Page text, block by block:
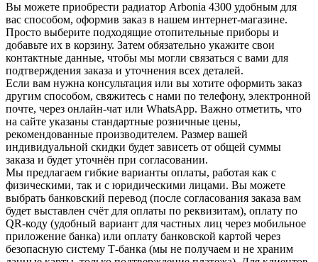
Вы можете приобрести радиатор Arbonia 4300 удобным для
вас способом, оформив заказ в нашем интернет-магазине.
Просто выберите подходящие отопительные приборы и
добавьте их в корзину. Затем обязательно укажите свои
контактные данные, чтобы мы могли связаться с вами для
подтверждения заказа и уточнения всех деталей.
Если вам нужна консультация или вы хотите оформить заказ
другим способом, свяжитесь с нами по телефону, электронной
почте, через онлайн-чат или WhatsApp. Важно отметить, что
на сайте указаны стандартные розничные цены,
рекомендованные производителем. Размер вашей
индивидуальной скидки будет зависеть от общей суммы
заказа и будет уточнён при согласовании.
Мы предлагаем гибкие варианты оплаты, работая как с
физическими, так и с юридическими лицами. Вы можете
выбрать банковский перевод (после согласования заказа вам
будет выставлен счёт для оплаты по реквизитам), оплату по
QR-коду (удобный вариант для частных лиц через мобильное
приложение банка) или оплату банковской картой через
безопасную систему Т-банка (мы не получаем и не храним